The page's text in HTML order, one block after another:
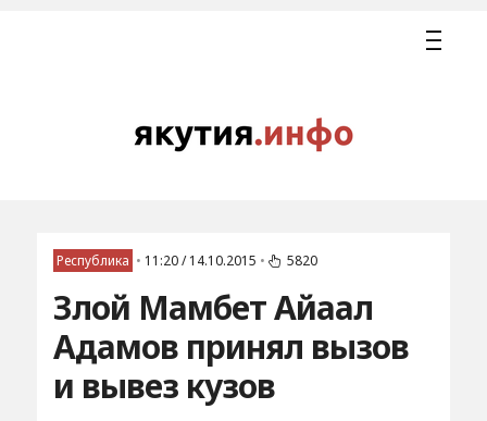
Республика • 11:20 / 14.10.2015 • 5820
Злой Мамбет Айаал
Адамов принял вызов
и вывез кузов